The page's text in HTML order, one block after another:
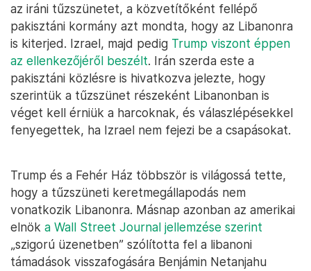
az iráni tűzszünetet, a közvetítőként fellépő
pakisztáni kormány azt mondta, hogy az Libanonra
is kiterjed. Izrael, majd pedig Trump viszont éppen
az ellenkezőjéről beszélt. Irán szerda este a
pakisztáni közlésre is hivatkozva jelezte, hogy
szerintük a tűzszünet részeként Libanonban is
véget kell érniük a harcoknak, és válaszlépésekkel
fenyegettek, ha Izrael nem fejezi be a csapásokat.
Trump és a Fehér Ház többször is világossá tette,
hogy a tűzszüneti keretmegállapodás nem
vonatkozik Libanonra. Másnap azonban az amerikai
elnök a Wall Street Journal jellemzése szerint
„szigorú üzenetben” szólította fel a libanoni
támadások visszafogására Benjámin Netanjahu